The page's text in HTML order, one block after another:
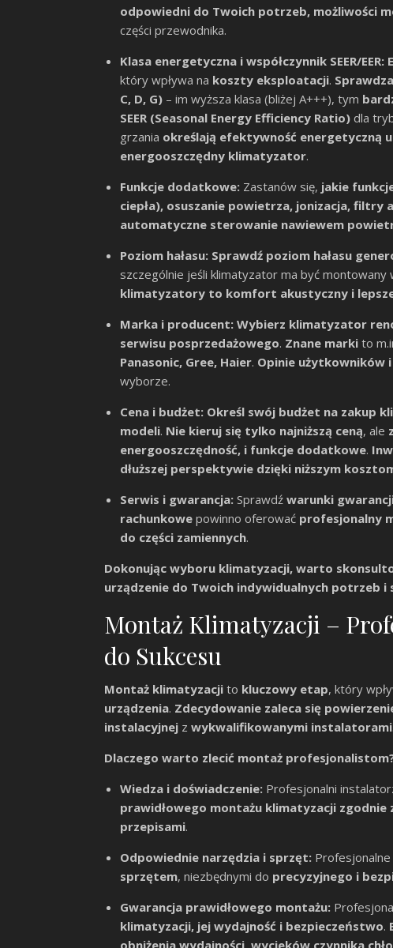
odpowiedni do Twoich potrzeb, możliwości
części przewodnika.
Klasa energetyczna i współczynnik SEER/EER:
który wpływa na koszty eksploatacji.
C, D, G) – im wyższa klasa (bliżej A+++), tym
SEER (Seasonal Energy Efficiency Ratio) dla
grzania określają efektywność energetyczną
energooszczędny klimatyzator.
Funkcje dodatkowe: Zastanów się, jakie
ciepła), osuszanie powietrza, jonizacja,
automatyczne sterowanie nawiewem
Poziom hałasu: Sprawdź poziom hałasu
szczególnie jeśli klimatyzator ma być montowany
klimatyzatory to komfort akustyczny i
Marka i producent: Wybierz klimatyzator
serwisu posprzedażowego. Znane marki to
Panasonic, Gree, Haier. Opinie
wyborze.
Cena i budżet: Określ swój budżet na zakup
modeli. Nie kieruj się tylko najniższą ceną, ale
energooszczędność, i funkcje dodatkowe.
dłuższej perspektywie dzięki niższym
Serwis i gwarancja: Sprawdź warunki
rachunkowe powinno oferować profesjonalny
do części zamiennych.
Dokonując wyboru klimatyzacji, warto
urządzenie do Twoich indywidualnych potrzeb i
Montaż Klimatyzacji –
do Sukcesu
Montaż klimatyzacji to kluczowy etap, który
urządzenia. Zdecydowanie zaleca się
instalacyjnej z wykwalifikowanymi instalatorami
Dlaczego warto zlecić montaż
Wiedza i doświadczenie: Profesjonalni
prawidłowego montażu klimatyzacji
przepisami.
Odpowiednie narzędzia i sprzęt:
sprzętem, niezbędnymi do precyzyjnego i
Gwarancja prawidłowego montażu:
klimatyzacji, jej wydajność i bezpieczeństwo.
obniżenia wydajności, wycieków czynnika